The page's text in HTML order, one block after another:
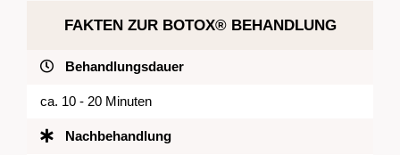
FAKTEN ZUR BOTOX® BEHANDLUNG
Behandlungsdauer
ca. 10 - 20 Minuten
Nachbehandlung